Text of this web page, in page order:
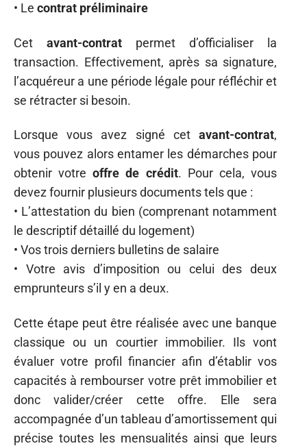
• Le contrat préliminaire
Cet avant-contrat permet d’officialiser la
transaction. Effectivement, après sa signature,
l’acquéreur a une période légale pour réfléchir et
se rétracter si besoin.
Lorsque vous avez signé cet avant-contrat,
vous pouvez alors entamer les démarches pour
obtenir votreoffre de crédit. Pour cela, vous
devez fournir plusieurs documents tels que :
• L’attestation du bien (comprenant notamment
le descriptif détaillé du logement)
• Vos trois derniers bulletins de salaire
• Votre avis d’imposition ou celui des deux
emprunteurs s’il y en a deux.
Cette étape peut être réalisée avec une banque
classique ou un courtier immobilier. Ils vont
évaluer votre profil financier afin d’établir vos
capacités à rembourser votre prêt immobilier et
donc valider/créer cette offre. Elle sera
accompagnée d’un tableau d’amortissement qui
précise toutes les mensualités ainsi que leurs